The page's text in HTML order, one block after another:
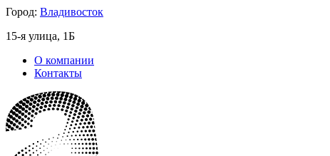
Город: Владивосток
15-я улица, 1Б
О компании
Контакты